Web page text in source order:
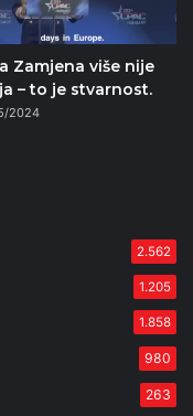
Zamjena više nije
– to je stvarnost.
2024
2.562
1.205
1.858
980
263